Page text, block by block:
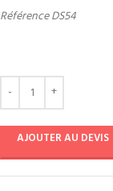
Référence DS54
AJOUTER AU DEVIS